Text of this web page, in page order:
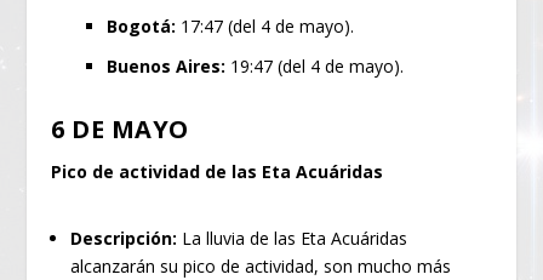
Bogotá: 17:47 (del 4 de mayo).
Buenos Aires: 19:47 (del 4 de mayo).
6 DE MAYO
Pico de actividad de las Eta Acuáridas
Descripción: La lluvia de las Eta Acuáridas
alcanzarán su pico de actividad, son mucho más